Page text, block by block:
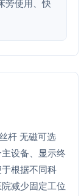
旁使用、快
杆 无磁可选
设备、显示终
根据不同科
减少固定工位